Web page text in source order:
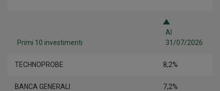
Primi 10 investimenti
Al
31/07/2026
TECHNOPROBE 8,2%
BANCA GENERALI 7,2%